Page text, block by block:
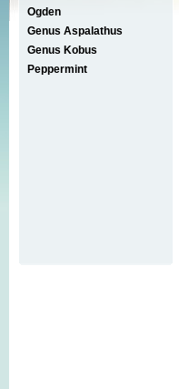
Ogden
Genus Aspalathus
Genus Kobus
Peppermint